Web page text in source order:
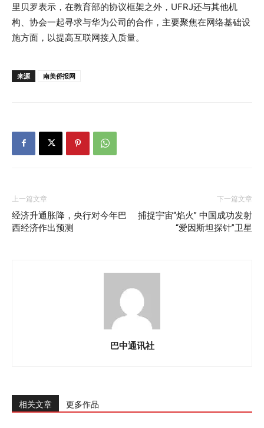
里贝罗表示，在教育部的协议框架之外，UFRJ还与其他机
构、协会一起寻求与华为公司的合作，主要聚焦在网络基础设
施方面，以提高互联网接入质量。
来源 南美侨报网
上一篇文章
经济升通胀降，央行对今年巴
西经济作出预测
下一篇文章
捕捉宇宙“焰火” 中国成功发射
“爱因斯坦探针”卫星
巴中通讯社
相关文章 更多作品